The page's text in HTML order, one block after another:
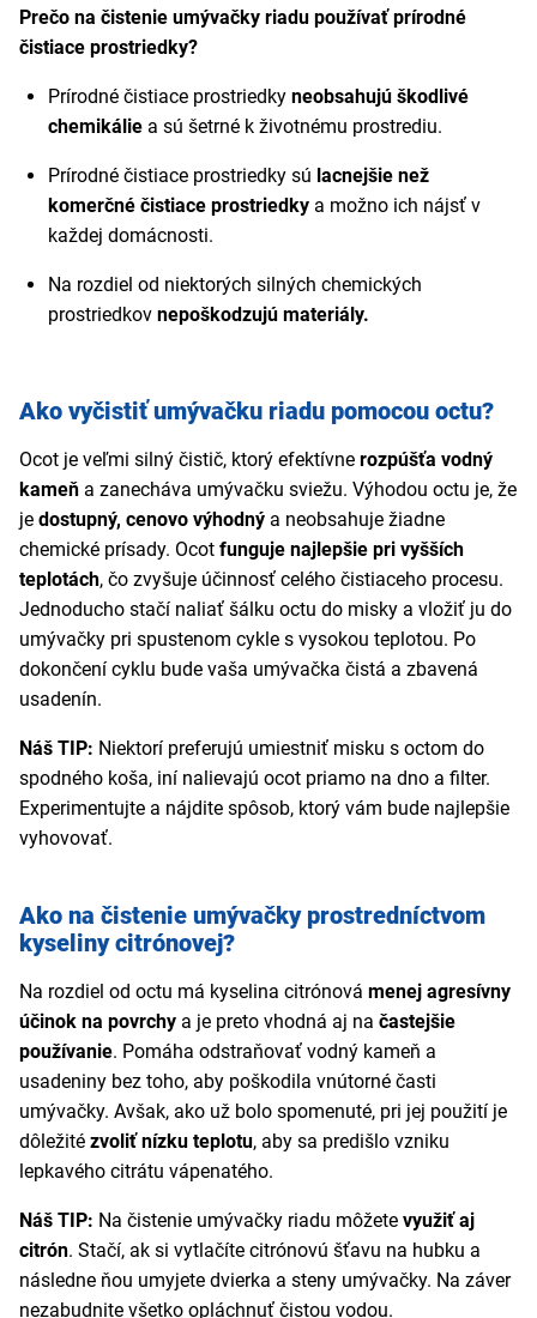
Prečo na čistenie umývačky riadu používať prírodné
čistiace prostriedky?
Prírodné čistiace prostriedky neobsahujú škodlivé
chemikálie a sú šetrné k životnému prostrediu.
Prírodné čistiace prostriedky sú lacnejšie než
komerčné čistiace prostriedky a možno ich nájsť v
každej domácnosti.
Na rozdiel od niektorých silných chemických
prostriedkov nepoškodzujú materiály.
Ako vyčistiť umývačku riadu pomocou octu?
Ocot je veľmi silný čistič, ktorý efektívne rozpúšťa vodný
kameň a zanecháva umývačku sviežu. Výhodou octu je, že
je dostupný, cenovo výhodný a neobsahuje žiadne
chemické prísady. Ocot funguje najlepšie pri vyšších
teplotách, čo zvyšuje účinnosť celého čistiaceho procesu.
Jednoducho stačí naliať šálku octu do misky a vložiť ju do
umývačky pri spustenom cykle s vysokou teplotou. Po
dokončení cyklu bude vaša umývačka čistá a zbavená
usadenín.
Náš TIP: Niektorí preferujú umiestniť misku s octom do
spodného koša, iní nalievajú ocot priamo na dno a filter.
Experimentujte a nájdite spôsob, ktorý vám bude najlepšie
vyhovovať.
Ako na čistenie umývačky prostredníctvom
kyseliny citrónovej?
Na rozdiel od octu má kyselina citrónová menej agresívny
účinok na povrchy a je preto vhodná aj na častejšie
používanie. Pomáha odstraňovať vodný kameň a
usadeniny bez toho, aby poškodila vnútorné časti
umývačky. Avšak, ako už bolo spomenuté, pri jej použití je
dôležité zvoliť nízku teplotu, aby sa predišlo vzniku
lepkavého citrátu vápenatého.
Náš TIP: Na čistenie umývačky riadu môžete využiť aj
citrón. Stačí, ak si vytlačíte citrónovú šťavu na hubku a
následne ňou umyjete dvierka a steny umývačky. Na záver
nezabudnite všetko opláchnuť čistou vodou.